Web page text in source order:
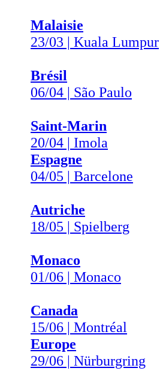
Malaisie
23/03 | Kuala Lumpur
Brésil
06/04 | São Paulo
Saint-Marin
20/04 | Imola
Espagne
04/05 | Barcelone
Autriche
18/05 | Spielberg
Monaco
01/06 | Monaco
Canada
15/06 | Montréal
Europe
29/06 | Nürburgring